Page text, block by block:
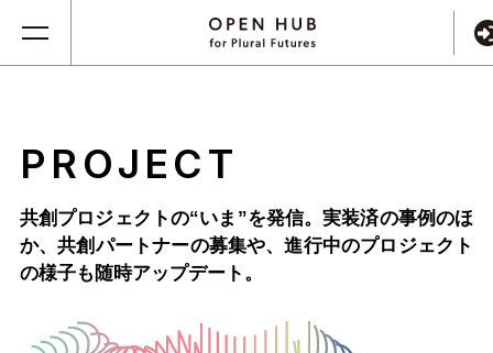
PROJECT
共創プロジェクトの“いま”を発信。実装済の事例のほ
か、共創パートナーの募集や、進行中のプロジェクト
の様子も随時アップデート。